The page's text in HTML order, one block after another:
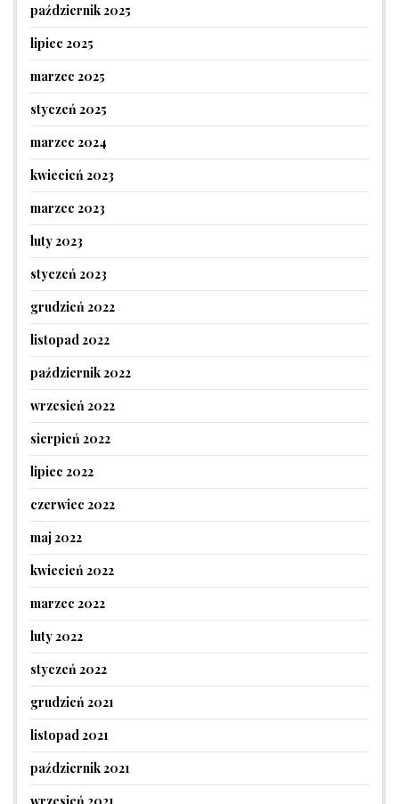
październik 2025
lipiec 2025
marzec 2025
styczeń 2025
marzec 2024
kwiecień 2023
marzec 2023
luty 2023
styczeń 2023
grudzień 2022
listopad 2022
październik 2022
wrzesień 2022
sierpień 2022
lipiec 2022
czerwiec 2022
maj 2022
kwiecień 2022
marzec 2022
luty 2022
styczeń 2022
grudzień 2021
listopad 2021
październik 2021
wrzesień 2021